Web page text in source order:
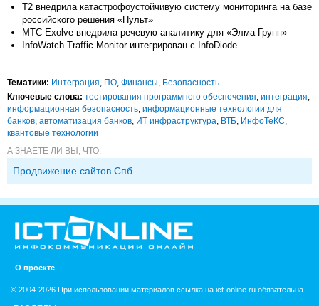
Т2 внедрила катастрофоустойчивую систему мониторинга на базе
российского решения «Пульт»
МТС Exolve внедрила речевую аналитику для «Элма Групп»
InfoWatch Traffic Monitor интегрирован с InfoDiode
Тематики: Интеграция, ПО, Финансы, Безопасность
Ключевые слова: тестирования программного обеспечения, интеграция,
информационная безопасность, информационные технологии для
банков, автоматизация банков, ИТ инфраструктура, ВТБ, ИнфоТеКС,
квантовые технологии
А ЗНАЕТЕ ЛИ ВЫ, ЧТО:
Продвижение сайтов Спб
О проекте
© 2004-2026 При использовании материалов ссылка на ict-online.ru обязательна